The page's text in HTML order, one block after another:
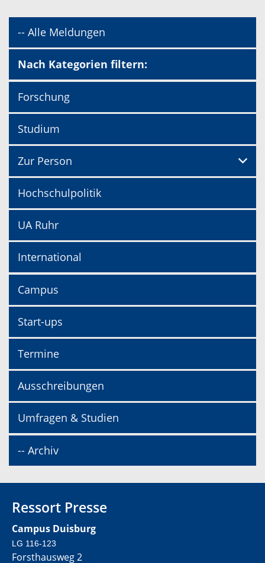
-- Alle Meldungen
Nach Kategorien filtern:
Forschung
Studium
Zur Person
Hochschulpolitik
UA Ruhr
International
Campus
Start-ups
Termine
Ausschreibungen
Umfragen & Studien
-- Archiv
Ressort Presse
Campus Duisburg
LG 116-123
Forsthausweg 2